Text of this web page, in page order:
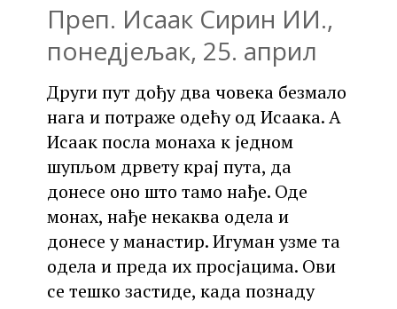
Преп. Исаак Сирин ИИ.,
понедјељак, 25. април
Други пут дођу два човека безмало
нага и потраже одећу од Исаака. А
Исаак посла монаха к једном
шупљом дрвету крај пута, да
донесе оно што тамо нађе. Оде
монах, нађе некаква одела и
донесе у манастир. Игуман узме та
одела и преда их просјацима. Ови
се тешко застиде, када познаду